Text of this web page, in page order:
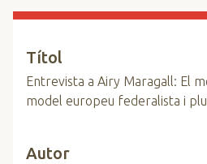
Títol
Entrevista a Airy Maragall: El
model europeu federalista i
Autor